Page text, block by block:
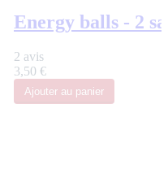
Energy balls - 2
2 avis
3,50 €
Ajouter au panier